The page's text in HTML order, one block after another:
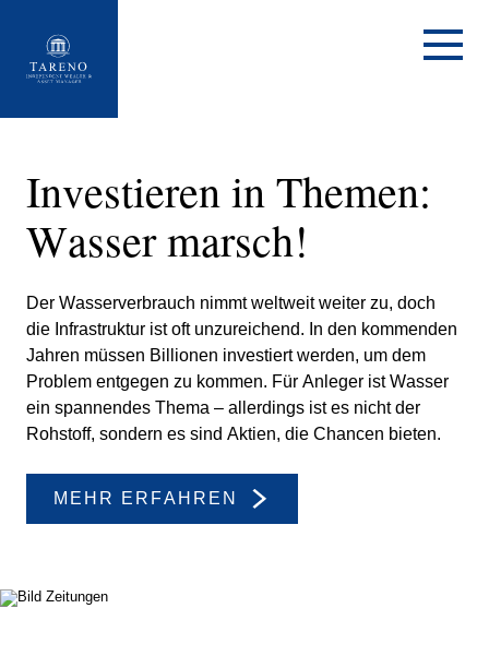
Startseite
Investieren in Themen:
Wasser marsch!
Der Wasser­ver­brauch nimmt weltweit weiter zu, doch
die Infra­struktur ist oft unzurei­chend. In den kommenden
Jahren müssen Billionen investiert werden, um dem
Problem entgegen zu kommen. Für Anleger ist Wasser
ein spannendes Thema – aller­dings ist es nicht der
Rohstoff, sondern es sind Aktien, die Chancen bieten.
MEHR ERFAHREN